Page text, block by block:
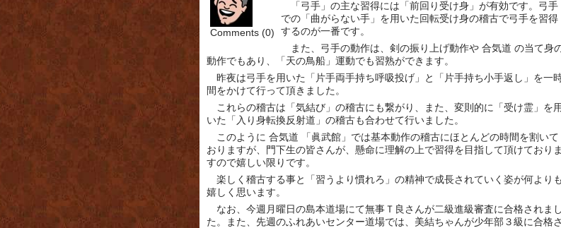
Comments (0)
「弓手」の主な習得には「前回り受け身」が有効です。弓手
での「曲がらない手」を用いた回転受け身の稽古で弓手を習得
するのが一番です。
また、弓手の動作は、剣の振り上げ動作や 合気道 の当て身
動作でもあり、「天の鳥船」運動でも習熟ができます。
昨夜は弓手を用いた「片手両手持ち呼吸投げ」と「片手持ち小手返し」を一
間をかけて行って頂きました。
これらの稽古は「気結び」の稽古にも繋がり、また、変則的に「受け霊」を用
いた「入り身転換反射道」の稽古も合わせて行いました。
このように 合気道 「眞武館」では基本動作の稽古にほとんどの時間を割いて
おりますが、門下生の皆さんが、懸命に理解の上で習得を目指して頂けておりま
すので嬉しい限りです。
楽しく稽古する事と「習うより慣れろ」の精神で成長されていく姿が何よりも
嬉しく思います。
なお、今週月曜日の島本道場にて無事Ｔ良さんが二級進級審査に合格されまし
た。また、先週のふれあいセンター道場では、美結ちゃんが少年部３級に合格さ